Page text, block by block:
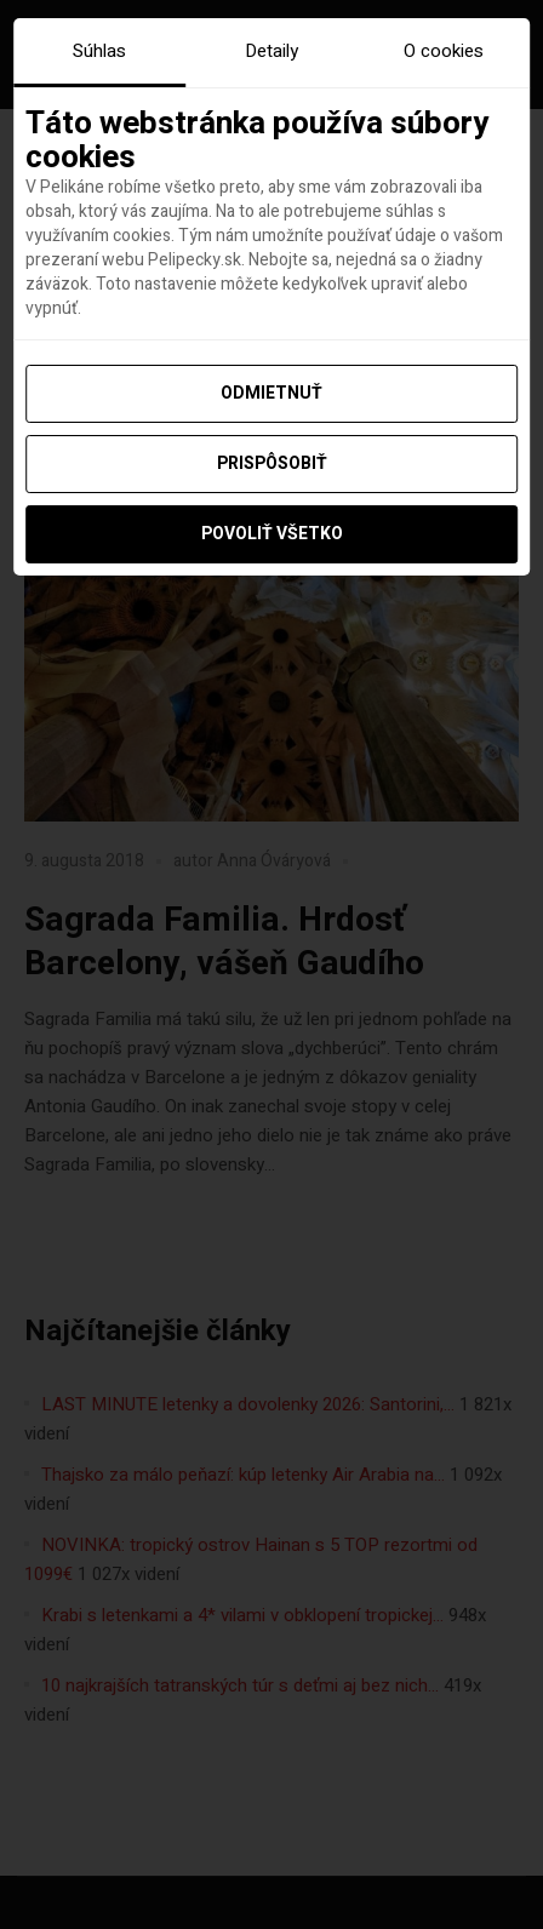
Značka:gaudiho diela
9. augusta 2018 autor Anna Óváryová
Sagrada Familia. Hrdosť
Barcelony, vášeň Gaudího
Sagrada Familia má takú silu, že už len pri jednom pohľade na
ňu pochopíš pravý význam slova „dychberúci”. Tento chrám
sa nachádza v Barcelone a je jedným z dôkazov geniality
Antonia Gaudího. On inak zanechal svoje stopy v celej
Barcelone, ale ani jedno jeho dielo nie je tak známe ako práve
Sagrada Familia, po slovensky...
Najčítanejšie články
LAST MINUTE letenky a dovolenky 2026: Santorini,… 1 821x
videní
Thajsko za málo peňazí: kúp letenky Air Arabia na… 1 092x
videní
NOVINKA: tropický ostrov Hainan s 5 TOP rezortmi od
1099€ 1 027x videní
Krabi s letenkami a 4* vilami v obklopení tropickej… 948x
videní
10 najkrajších tatranských túr s deťmi aj bez nich… 419x
videní
Súhlas Detaily O cookies
Táto webstránka používa súbory
cookies
V Pelikáne robíme všetko preto, aby sme vám zobrazovali iba
obsah, ktorý vás zaujíma. Na to ale potrebujeme súhlas s
využívaním cookies. Tým nám umožníte používať údaje o vašom
prezeraní webu Pelipecky.sk. Nebojte sa, nejedná sa o žiadny
záväzok. Toto nastavenie môžete kedykoľvek upraviť alebo
vypnúť.
ODMIETNUŤ
PRISPÔSOBIŤ
POVOLIŤ VŠETKO